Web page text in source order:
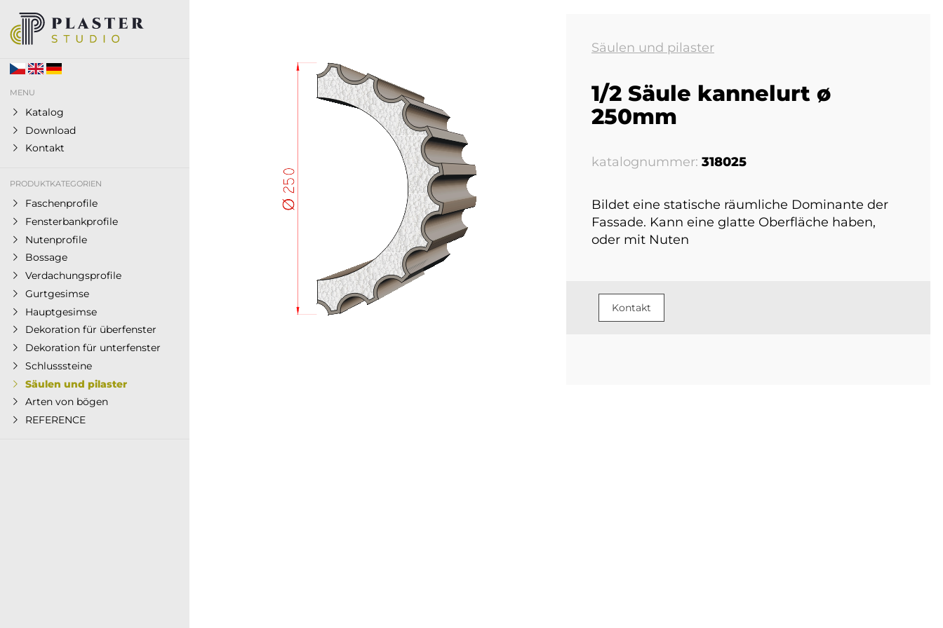
MENU
Katalog
Download
Kontakt
PRODUKTKATEGORIEN
Faschenprofile
Fensterbankprofile
Nutenprofile
Bossage
Verdachungsprofile
Gurtgesimse
Hauptgesimse
Dekoration für überfenster
Dekoration für unterfenster
Schlusssteine
Säulen und pilaster
Arten von bögen
REFERENCE
Säulen und pilaster
1/2 Säule kannelurt ø
250mm
katalognummer: 318025
Bildet eine statische räumliche Dominante der
Fassade. Kann eine glatte Oberfläche haben,
oder mit Nuten
Kontakt